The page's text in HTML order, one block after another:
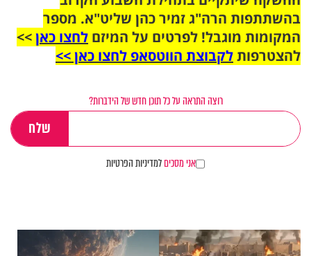
בהשתתפות הרה"ג זמיר כהן שליט"א. מספר
המקומות מוגבל! לפרטים על המיזם לחצו כאן>>
להצטרפותלקבוצת הווטסאפ לחצו כאן >>
רוצה התראה על כל תוכן חדש של הידברות?
אני מסכיםלמדיניות הפרטיות